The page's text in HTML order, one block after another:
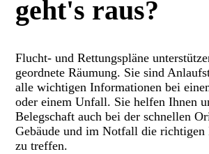
geht's raus?
Flucht- und Rettungspläne
geordnete Räumung. Sie sind
alle wichtigen Informationen bei
oder einem Unfall. Sie helfen Ihnen
Belegschaft auch bei der schnellen
Gebäude und im Notfall die richtigen
zu treffen.